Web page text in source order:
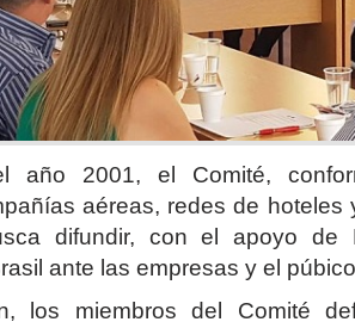
año 2001, el Comité,
aéreas, redes de hoteles
difundir, con el apoyo de
ante las empresas y el
los miembros del Comité